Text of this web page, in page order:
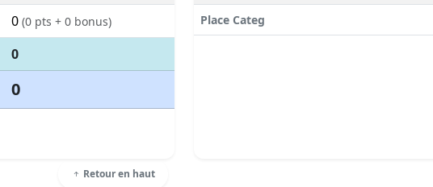
0 (0 pts + 0 bonus)
0
0
Retour en haut
Place Categ